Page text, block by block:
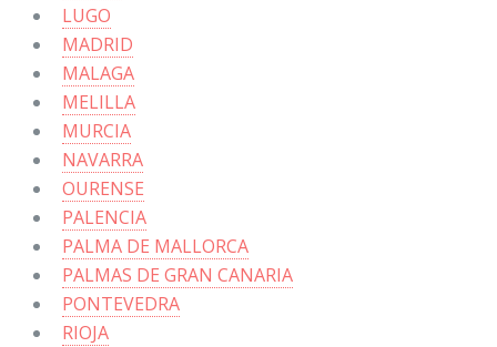
LUGO
MADRID
MALAGA
MELILLA
MURCIA
NAVARRA
OURENSE
PALENCIA
PALMA DE MALLORCA
PALMAS DE GRAN CANARIA
PONTEVEDRA
RIOJA